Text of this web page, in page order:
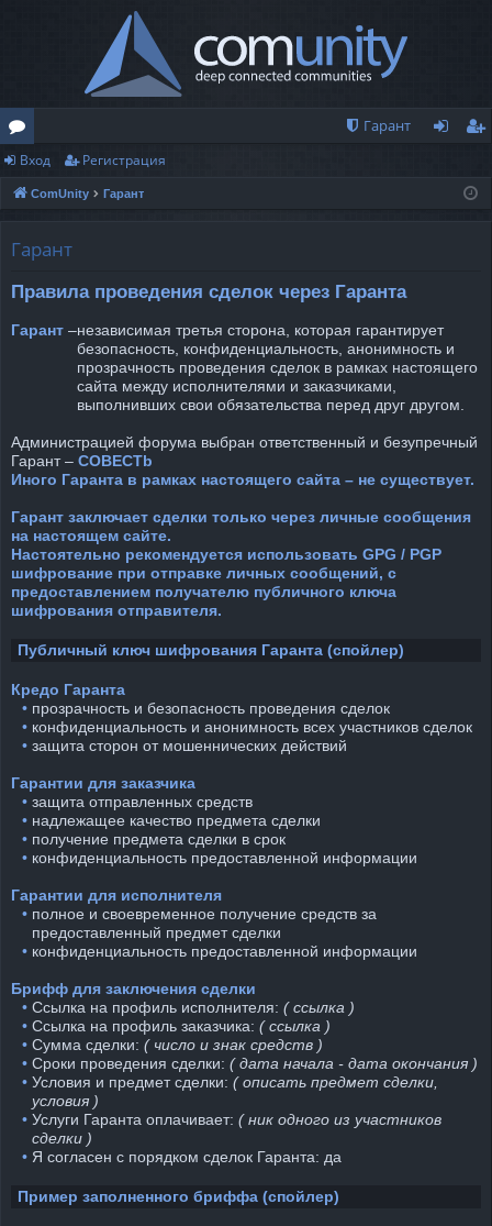
о
ру
Гарант
ис
Вход Регистрация
ComUnity Гарант
Гарант
Правила проведения сделок через Гаранта
Гарант –независимая третья сторона, которая гарантирует
безопасность, конфиденциальность, анонимность и
прозрачность проведения сделок в рамках настоящего
сайта между исполнителями и заказчиками,
выполнивших свои обязательства перед друг другом.
Администрацией форума выбран ответственный и безупречный
Гарант – COBECTb
Иного Гаранта в рамках настоящего сайта – не существует.
Гарант заключает сделки только через личные сообщения
на настоящем сайте.
Настоятельно рекомендуется использовать GPG / PGP
шифрование при отправке личных сообщений, с
предоставлением получателю публичного ключа
шифрования отправителя.
Публичный ключ шифрования Гаранта (спойлер)
Кредо Гаранта
⠀• прозрачность и безопасность проведения сделок
⠀• конфиденциальность и анонимность всех участников сделок
⠀• защита сторон от мошеннических действий
Гарантии для заказчика
⠀• защита отправленных средств
⠀• надлежащее качество предмета сделки
⠀• получение предмета сделки в срок
⠀• конфиденциальность предоставленной информации
Гарантии для исполнителя
⠀• полное и своевременное получение средств за
предоставленный предмет сделки
⠀• конфиденциальность предоставленной информации
Брифф для заключения сделки
⠀• Ссылка на профиль исполнителя: ( ссылка )
⠀• Ссылка на профиль заказчика: ( ссылка )
⠀• Сумма сделки: ( число и знак средств )
⠀• Сроки проведения сделки: ( дата начала - дата окончания )
⠀• Условия и предмет сделки: ( описать предмет сделки,
условия )
⠀• Услуги Гаранта оплачивает: ( ник одного из участников
сделки )
⠀• Я согласен с порядком сделок Гаранта: да
Пример заполненного бриффа (спойлер)